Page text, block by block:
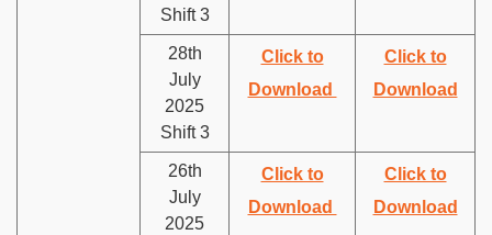
Shift 3
28th
July
2025
Shift 3
Click to
Download
Click to
Download
26th
July
2025
Click to
Download
Click to
Download